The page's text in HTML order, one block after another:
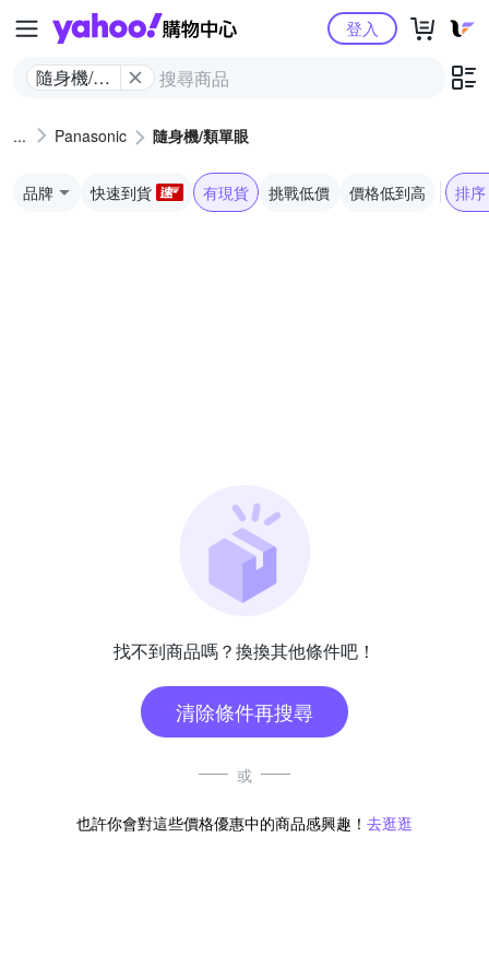
Yahoo購物中心
隨身機/類
登入
Panasonic 隨身機/類單眼
品牌 快速到貨 有現貨 挑戰低價 價格低到高 排序
找不到商品嗎？換換其他條件吧！
清除條件再搜尋
或
也許你會對這些價格優惠中的商品感興趣！ 去逛逛